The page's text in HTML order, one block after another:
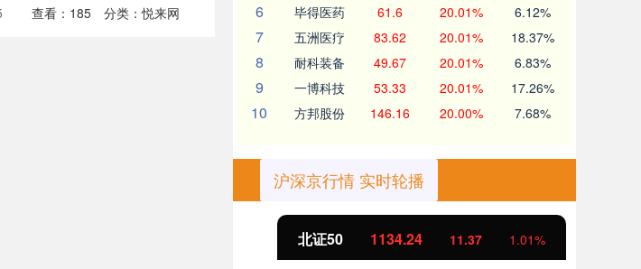
查看： 185 分类：悦来网 6 毕得医药 61.6 20.01% 6.12%
7 五洲医疗 83.62 20.01% 18.37%
8 耐科装备 49.67 20.01% 6.83%
9 一博科技 53.33 20.01% 17.26%
10 方邦股份 146.16 20.00% 7.68%
沪深京行情 实时轮播
北证50 1134.24 11.37 1.01%